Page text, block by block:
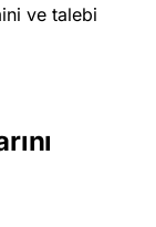
ve talebi